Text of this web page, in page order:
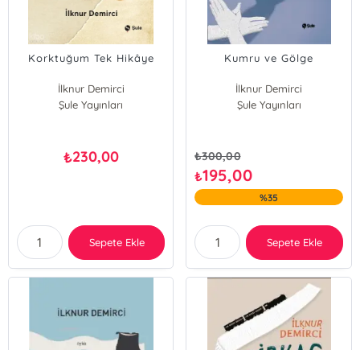
Korktuğum Tek Hikâye
İlknur Demirci
Şule Yayınları
₺230,00
Sepete Ekle
Kumru ve Gölge
İlknur Demirci
Şule Yayınları
₺300,00
₺195,00
%35
Sepete Ekle